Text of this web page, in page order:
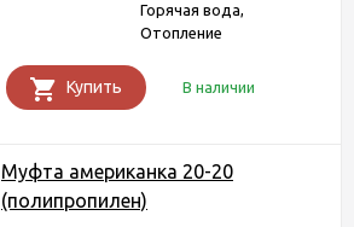
Горячая вода,
Отопление
Купить В наличии
Муфта американка 20-20
(полипропилен)